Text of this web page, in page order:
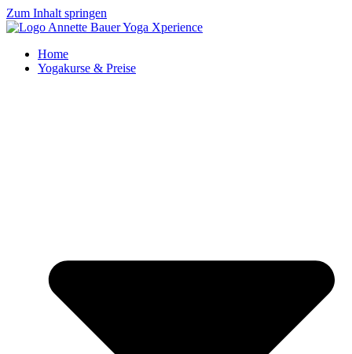
Zum Inhalt springen
Home
Yogakurse & Preise